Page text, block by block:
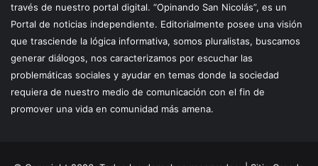
través de nuestro portal digital. “Opinando San Nicolás”, es un
Portal de noticias independiente. Editorialmente posee una visión
que trasciende la lógica informativa, somos pluralistas, buscamos
generar diálogos, nos caracterizamos por escuchar las
problemáticas sociales y ayudar en temas donde la sociedad
requiera de nuestro medio de comunicación con el fin de
promover una vida en comunidad más amena.